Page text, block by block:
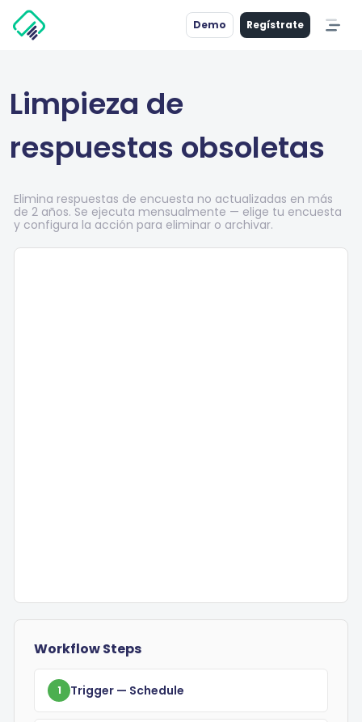
Demo Regístrate
Limpieza de
respuestas obsoletas
Elimina respuestas de encuesta no actualizadas en más
de 2 años. Se ejecuta mensualmente — elige tu encuesta
y configura la acción para eliminar o archivar.
Workflow Steps
1 Trigger — Schedule